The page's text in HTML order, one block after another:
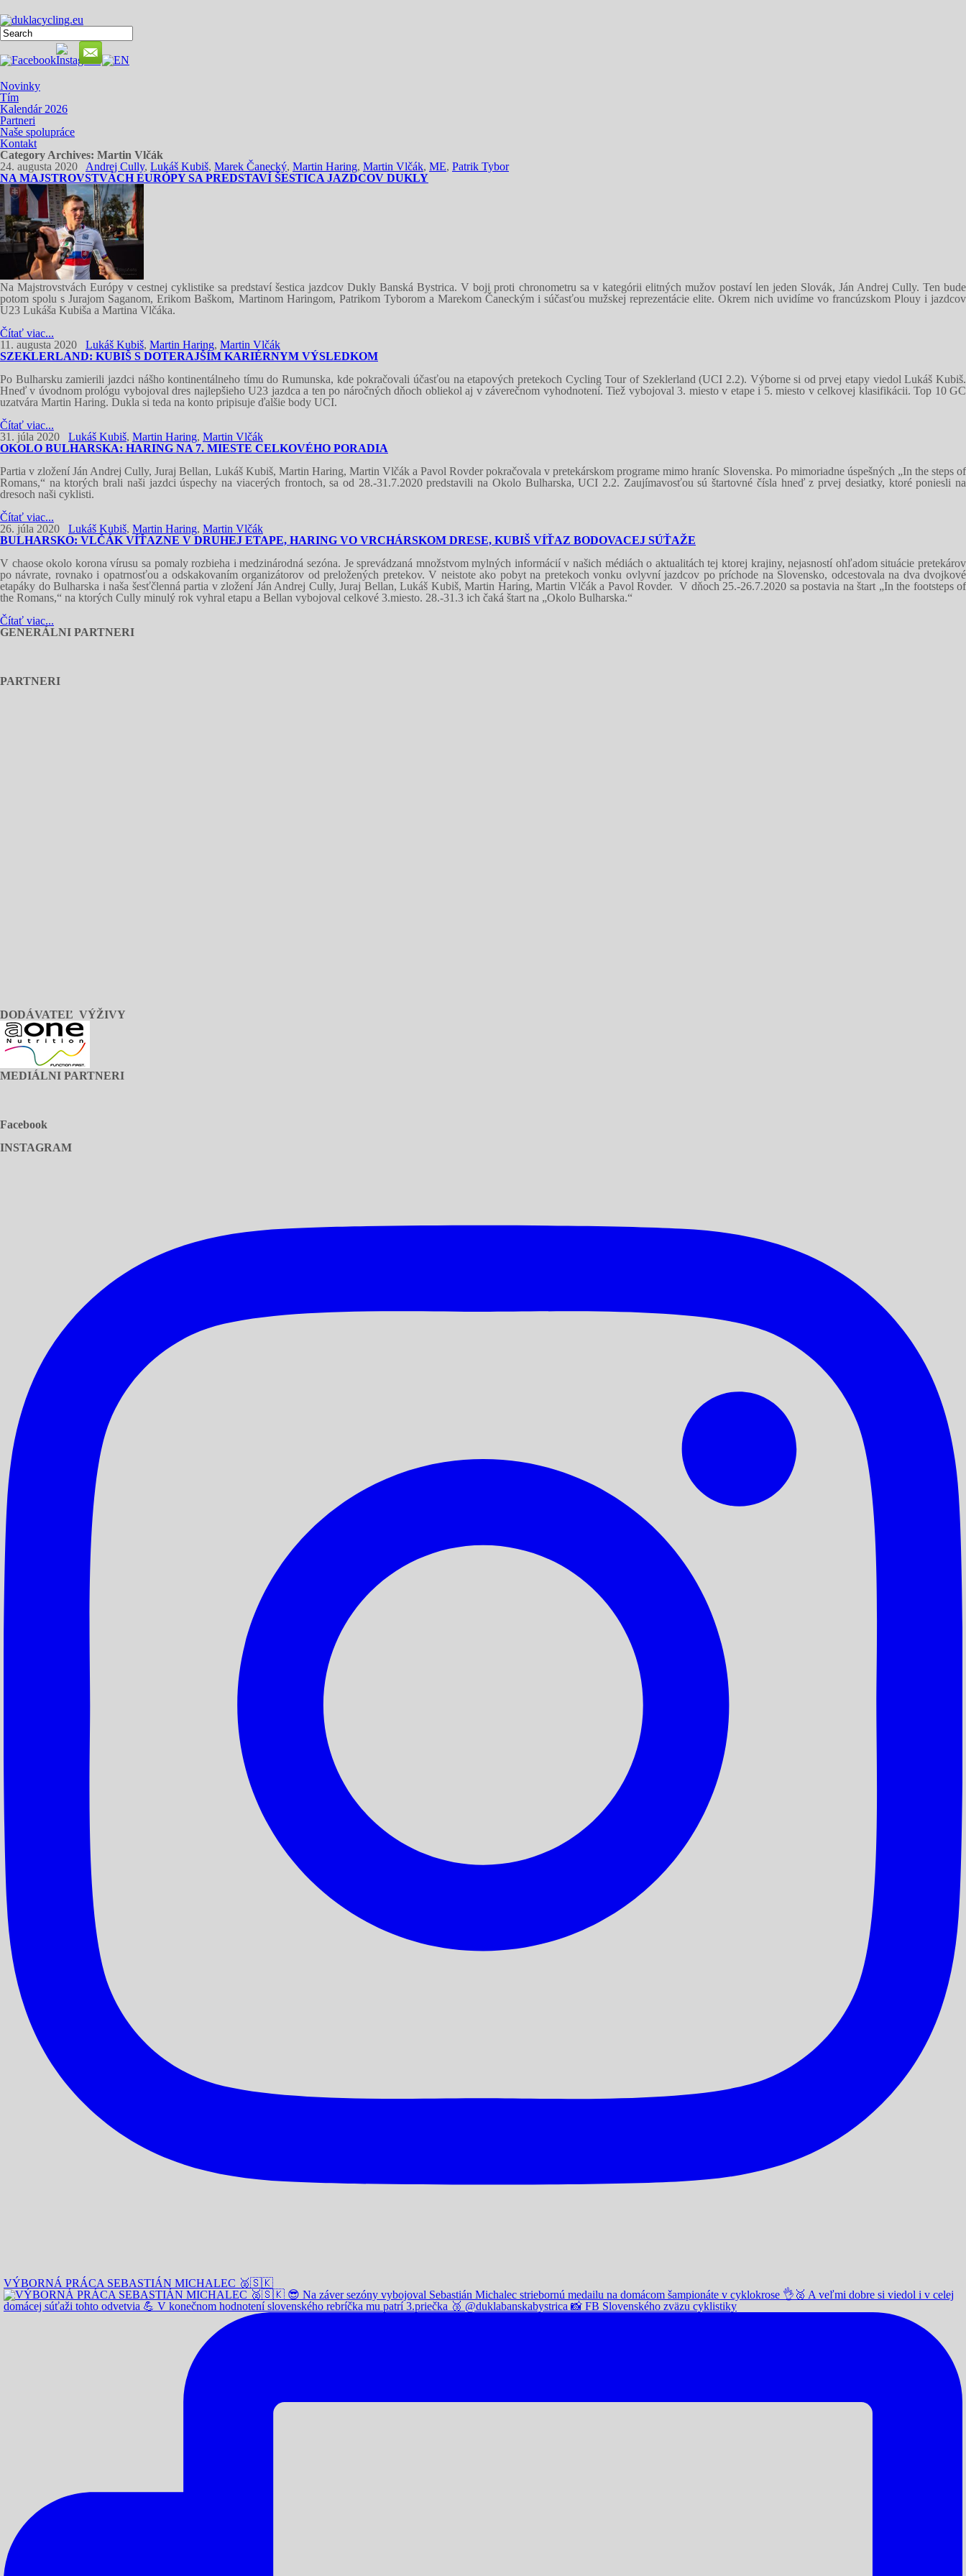
Novinky
Tím
Kalendár 2026
Partneri
Naše spolupráce
Kontakt
Category Archives: Martin Vlčák
24. augusta 2020
Andrej Cully, Lukáš Kubiš, Marek Čanecký, Martin Haring, Martin Vlčák, ME, Patrik Tybor
NA MAJSTROVSTVÁCH EURÓPY SA PREDSTAVÍ ŠESTICA JAZDCOV DUKLY
Na Majstrovstvách Európy v cestnej cyklistike sa predstaví šestica jazdcov Dukly Banská Bystrica. V boji proti chronometru sa v kategórii elitných mužov postaví len jeden Slovák, Ján Andrej Cully. Ten bude
potom spolu s Jurajom Saganom, Erikom Baškom, Martinom Haringom, Patrikom Tyborom a Marekom Čaneckým i súčasťou mužskej reprezentácie elite. Okrem nich uvidíme vo francúzskom Plouy i jazdcov
U23 Lukáša Kubiša a Martina Vlčáka.
Čítať viac...
11. augusta 2020
Lukáš Kubiš, Martin Haring, Martin Vlčák
SZEKLERLAND: KUBIŠ S DOTERAJŠÍM KARIÉRNYM VÝSLEDKOM
Po Bulharsku zamierili jazdci nášho kontinentálneho tímu do Rumunska, kde pokračovali účasťou na etapových pretekoch Cycling Tour of Szeklerland (UCI 2.2). Výborne si od prvej etapy viedol Lukáš Kubiš.
Hneď v úvodnom prológu vybojoval dres najlepšieho U23 jazdca a ten po náročných dňoch obliekol aj v záverečnom vyhodnotení. Tiež vybojoval 3. miesto v etape i 5. miesto v celkovej klasifikácii. Top 10 GC
uzatvára Martin Haring. Dukla si teda na konto pripisuje ďalšie body UCI.
Čítať viac...
31. júla 2020
Lukáš Kubiš, Martin Haring, Martin Vlčák
OKOLO BULHARSKA: HARING NA 7. MIESTE CELKOVÉHO PORADIA
Partia v zložení Ján Andrej Cully, Juraj Bellan, Lukáš Kubiš, Martin Haring, Martin Vlčák a Pavol Rovder pokračovala v pretekárskom programe mimo hraníc Slovenska. Po mimoriadne úspešných „In the steps of
Romans,“ na ktorých brali naši jazdci úspechy na viacerých frontoch, sa od 28.-31.7.2020 predstavili na Okolo Bulharska, UCI 2.2. Zaujímavosťou sú štartovné čísla hneď z prvej desiatky, ktoré poniesli na
dresoch naši cyklisti.
Čítať viac...
26. júla 2020
Lukáš Kubiš, Martin Haring, Martin Vlčák
BULHARSKO: VLČÁK VÍŤAZNE V DRUHEJ ETAPE, HARING VO VRCHÁRSKOM DRESE, KUBIŠ VÍŤAZ BODOVACEJ SÚŤAŽE
V chaose okolo korona vírusu sa pomaly rozbieha i medzinárodná sezóna. Je sprevádzaná množstvom mylných informácií v našich médiách o aktualitách tej ktorej krajiny, nejasností ohľadom situácie pretekárov
po návrate, rovnako i opatrnosťou a odskakovaním organizátorov od preložených pretekov. V neistote ako pobyt na pretekoch vonku ovlyvní jazdcov po príchode na Slovensko, odcestovala na dva dvojkové
etapáky do Bulharska i naša šesťčlenná partia v zložení Ján Andrej Cully, Juraj Bellan, Lukáš Kubiš, Martin Haring, Martin Vlčák a Pavol Rovder. V dňoch 25.-26.7.2020 sa postavia na štart „In the footsteps of
the Romans,“ na ktorých Cully minulý rok vyhral etapu a Bellan vybojoval celkové 3.miesto. 28.-31.3 ich čaká štart na „Okolo Bulharska.“
Čítať viac...
GENERÁLNI PARTNERI
PARTNERI
DODÁVATEĽ VÝŽIVY
MEDIÁLNI PARTNERI
Facebook
INSTAGRAM
VÝBORNÁ PRÁCA SEBASTIÁN MICHALEC 🥈🇸🇰